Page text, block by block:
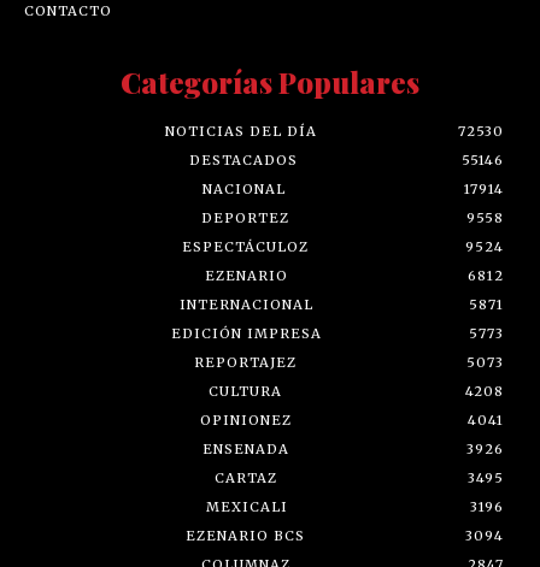
CONTACTO
Categorías Populares
NOTICIAS DEL DÍA
72530
DESTACADOS
55146
NACIONAL
17914
DEPORTEZ
9558
ESPECTÁCULOZ
9524
EZENARIO
6812
INTERNACIONAL
5871
EDICIÓN IMPRESA
5773
REPORTAJEZ
5073
CULTURA
4208
OPINIONEZ
4041
ENSENADA
3926
CARTAZ
3495
MEXICALI
3196
EZENARIO BCS
3094